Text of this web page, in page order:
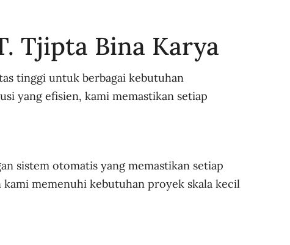
Tjipta Bina Karya
tinggi untuk berbagai kebutuhan
yang efisien, kami memastikan setiap
sistem otomatis yang memastikan setiap
kami memenuhi kebutuhan proyek skala kecil